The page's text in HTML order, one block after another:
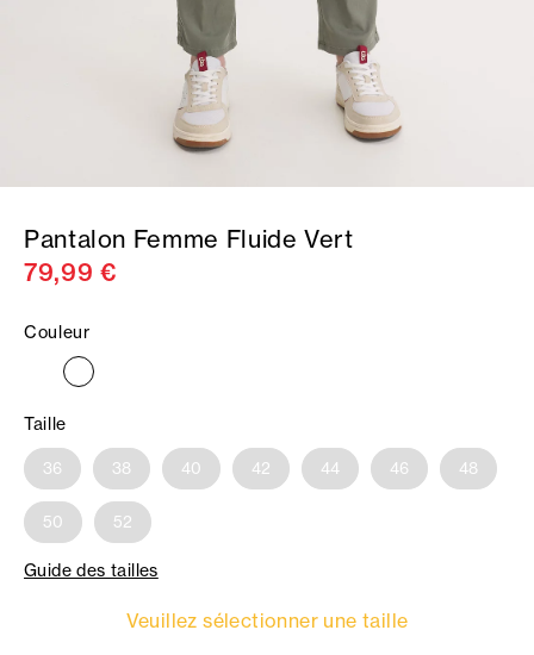
Pantalon Femme Fluide Vert
79,99 €
Couleur
Taille
36 38 40 42 44 46 48
50 52
Guide des tailles
Veuillez sélectionner une taille